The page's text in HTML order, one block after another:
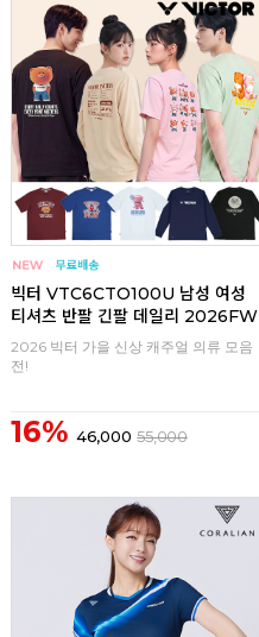
빅터 VTC6CTO100U 남성 여성
티셔츠 반팔 긴팔 데일리 2026FW
2026 빅터 가을 신상 캐주얼 의류 모음
전!
16% 46,000 55,000